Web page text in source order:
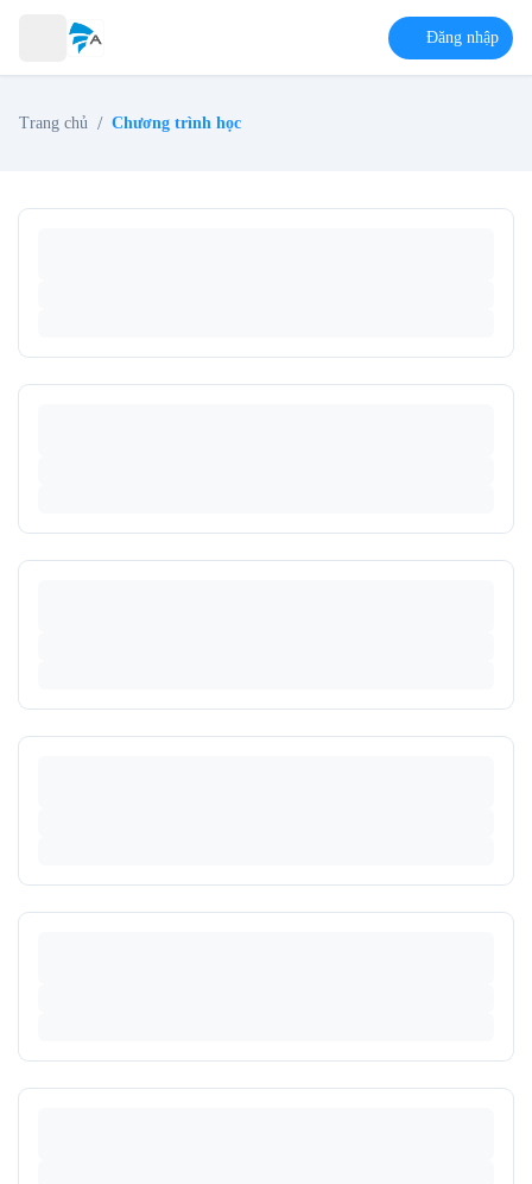
Đăng nhập
Trang chủ / Chương trình học